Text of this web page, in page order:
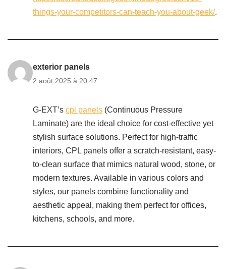
things-your-competitors-can-teach-you-about-geek/.
exterior panels
2 août 2025 à 20:47
G-EXT’s cpl panels (Continuous Pressure
Laminate) are the ideal choice for cost-effective yet
stylish surface solutions. Perfect for high-traffic
interiors, CPL panels offer a scratch-resistant, easy-
to-clean surface that mimics natural wood, stone, or
modern textures. Available in various colors and
styles, our panels combine functionality and
aesthetic appeal, making them perfect for offices,
kitchens, schools, and more.